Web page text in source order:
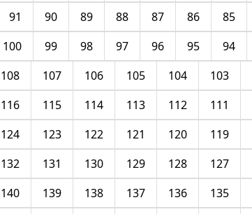
85
86
87
88
89
90
91
94
95
96
97
98
99
100
103
104
105
106
107
108
111
112
113
114
115
116
119
120
121
122
123
124
127
128
129
130
131
132
135
136
137
138
139
140